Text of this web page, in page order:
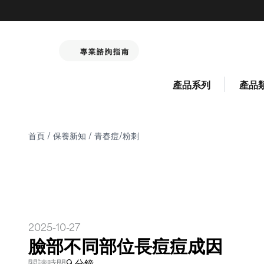
專業諮詢指南
產品系列 產品
首頁 / 保養新知 / 青春痘/粉刺
2025-10-27
臉部不同部位長痘痘成因